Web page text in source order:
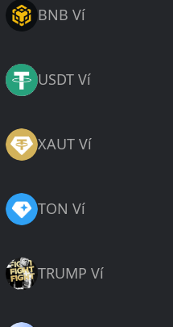
BNB Ví
USDT Ví
XAUT Ví
TON Ví
TRUMP Ví